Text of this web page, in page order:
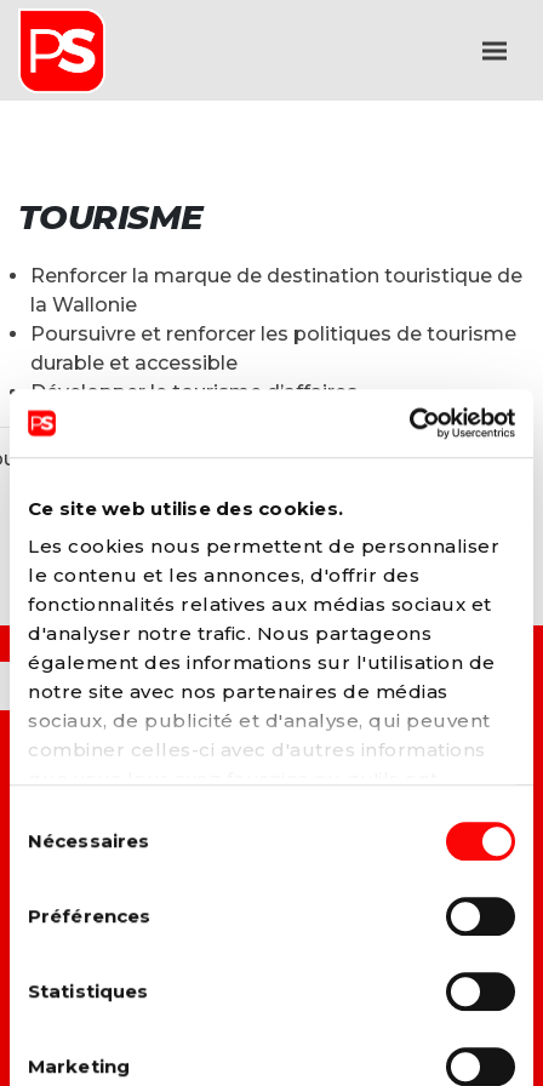
Ce site web utilise des cookies.
Les cookies nous permettent de personnaliser
le contenu et les annonces, d'offrir des
fonctionnalités relatives aux médias sociaux et
d'analyser notre trafic. Nous partageons
également des informations sur l'utilisation de
notre site avec nos partenaires de médias
sociaux, de publicité et d'analyse, qui peuvent
combiner celles-ci avec d'autres informations
services. Vous pouvez à tout moment modifier
politique
duNécessaires
Préférences
Statistiques
Marketing
TOURISME
Renforcer la marque de destination touristique de
la Wallonie
Poursuivre et renforcer les politiques de tourisme
durable et accessible
Développer le tourisme d’affaires
OUI, JE VEUX...
→ C onstruire un monde plus juste et solidaire.
→ Donner une vraie place à chacun dans la société.